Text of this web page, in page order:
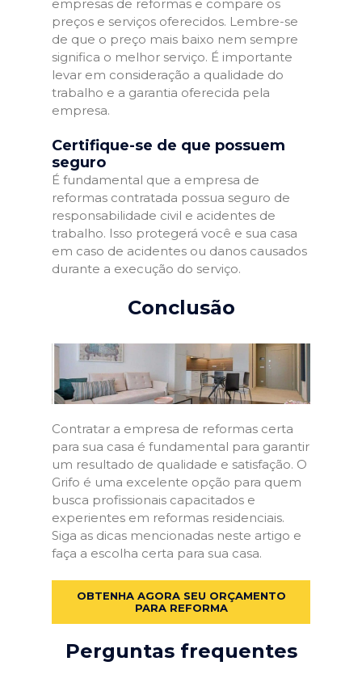
empresas de reformas e compare os
preços e serviços oferecidos. Lembre-se
de que o preço mais baixo nem sempre
significa o melhor serviço. É importante
levar em consideração a qualidade do
trabalho e a garantia oferecida pela
empresa.
Certifique-se de que possuem
seguro
É fundamental que a empresa de
reformas contratada possua seguro de
responsabilidade civil e acidentes de
trabalho. Isso protegerá você e sua casa
em caso de acidentes ou danos causados
durante a execução do serviço.
Conclusão
Contratar a empresa de reformas certa
para sua casa é fundamental para garantir
um resultado de qualidade e satisfação. O
Grifo é uma excelente opção para quem
busca profissionais capacitados e
experientes em reformas residenciais.
Siga as dicas mencionadas neste artigo e
faça a escolha certa para sua casa.
OBTENHA AGORA SEU ORÇAMENTO
PARA REFORMA
Perguntas frequentes